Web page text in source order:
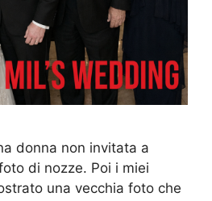
donna non invitata a
di nozze. Poi i miei
una vecchia foto che